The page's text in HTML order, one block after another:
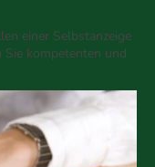
einer Selbstanzeige
kompetenten und